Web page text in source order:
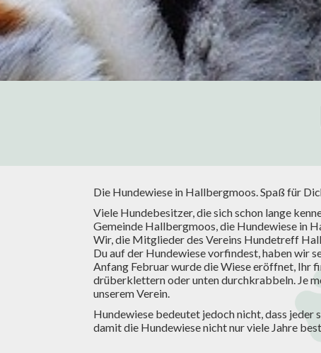
Die Hundewiese in Hallbergmoos. Spaß für
Viele Hundebesitzer, die sich schon lange
Gemeinde Hallbergmoos, die Hundewiese in
Wir, die Mitglieder des Vereins Hundetreff
Du auf der Hundewiese vorfindest, haben wir
Anfang Februar wurde die Wiese eröffnet, Ihr
drüberklettern oder unten durchkrabbeln. Je
unserem Verein.
Hundewiese bedeutet jedoch nicht, dass jeder
damit die Hundewiese nicht nur viele Jahre